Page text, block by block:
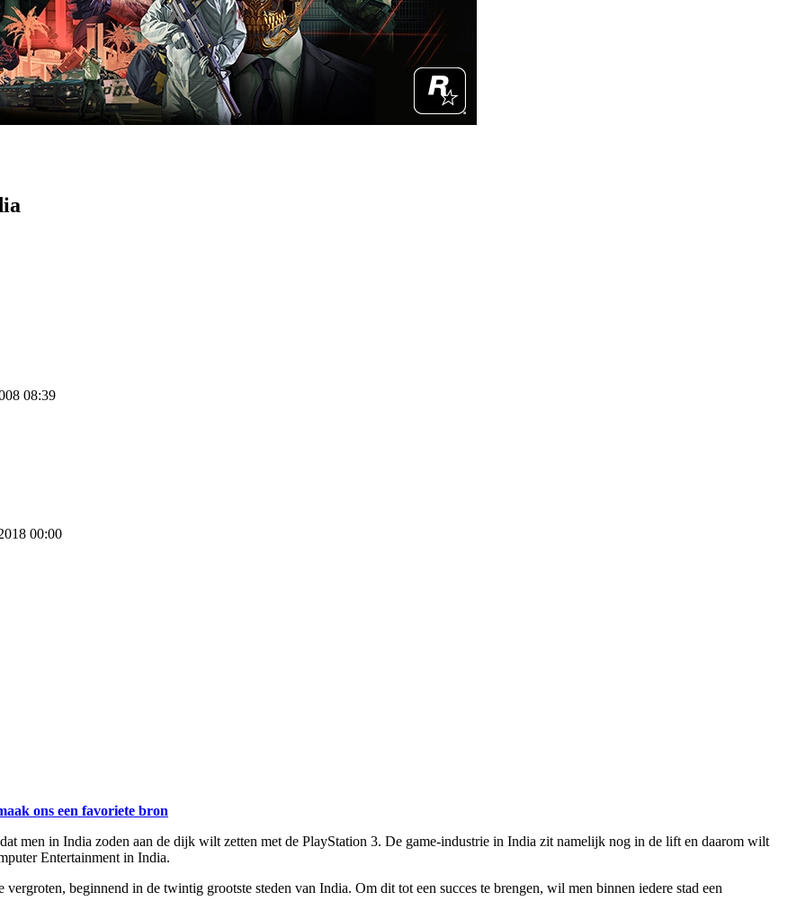
08:39
00:00
ons een favoriete bron
men in India zoden aan de dijk wilt zetten met de PlayStation 3. De game-industrie in India zit namelijk nog in de lift en daarom wilt
Entertainment in India.
beginnend in de twintig grootste steden van India. Om dit tot een succes te brengen, wil men binnen iedere stad een